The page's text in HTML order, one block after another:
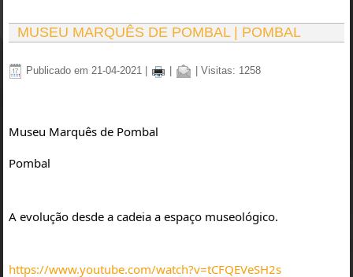
MUSEU MARQUÊS DE POMBAL | POMBAL
Publicado em 21-04-2021 | Visitas: 1258
Museu Marquês de Pombal
Pombal
A evolução desde a cadeia a espaço museológico.
https://www.youtube.com/watch?v=tCFQEVeSH2s